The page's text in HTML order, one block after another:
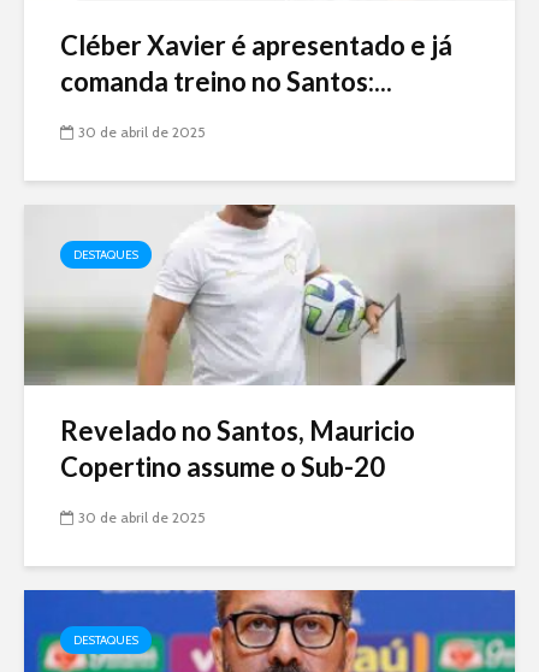
Cléber Xavier é apresentado e já
comanda treino no Santos:...
30 de abril de 2025
DESTAQUES
Revelado no Santos, Mauricio
Copertino assume o Sub-20
30 de abril de 2025
DESTAQUES